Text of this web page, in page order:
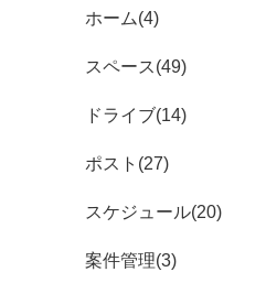
ホーム(4)
スペース(49)
ドライブ(14)
ポスト(27)
スケジュール(20)
案件管理(3)